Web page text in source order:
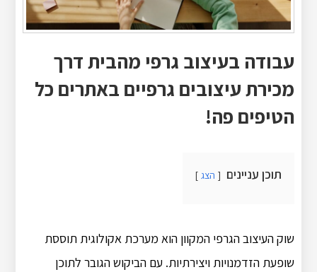
עבודה בעיצוב גרפי מהבית דרך
מכירת עיצובים גרפיים באתרים כל
הטיפים פה!
תוכן עניינים הצג
שוק העיצוב הגרפי המקוון הוא מערכת אקולוגית תוססת
שופעת הזדמנויות ויצירתיות. עם הביקוש הגובר לתוכן